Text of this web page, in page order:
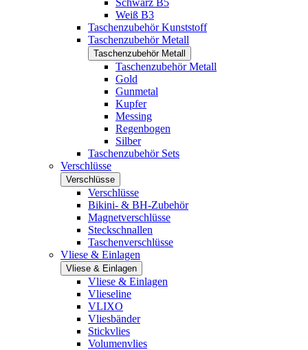
Schwarz B5
Weiß B3
Taschenzubehör Kunststoff
Taschenzubehör Metall
Taschenzubehör Metall
Taschenzubehör Metall
Gold
Gunmetal
Kupfer
Messing
Regenbogen
Silber
Taschenzubehör Sets
Verschlüsse
Verschlüsse
Verschlüsse
Bikini- & BH-Zubehör
Magnetverschlüsse
Steckschnallen
Taschenverschlüsse
Vliese & Einlagen
Vliese & Einlagen
Vliese & Einlagen
Vlieseline
VLIXO
Vliesbänder
Stickvlies
Volumenvlies